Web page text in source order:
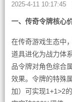
2025-4-11 10:17:45
一、传奇令牌核心
在传奇游戏生态中
道具进化为战力体
品令牌对角色综合
效果。令牌的特殊
加）可实现1+1>2